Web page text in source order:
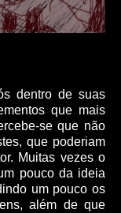
dentro de suas
que mais
se que não
que poderiam
Muitas vezes o
pouco da ideia
um pouco os
além de que